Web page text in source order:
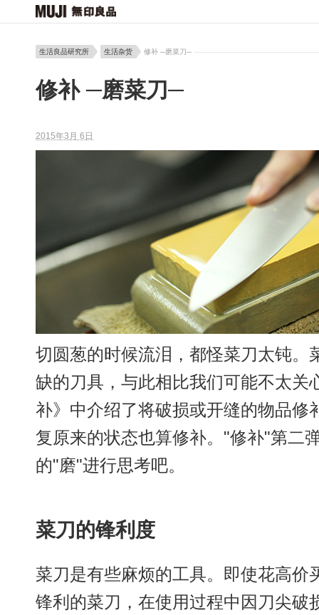
生活良品研究所 生活杂货 修补 ─磨菜刀─
修补 ─磨菜刀─
2015年3月 6日
切圆葱的时候流泪，都怪菜刀太钝。
缺的刀具，与此相比我们可能不太关
补》中介绍了将破损或开缝的物品修
复原来的状态也算修补。"修补"第二
的"磨"进行思考吧。
菜刀的锋利度
菜刀是有些麻烦的工具。即使花高价
锋利的菜刀，在使用过程中因刀尖破